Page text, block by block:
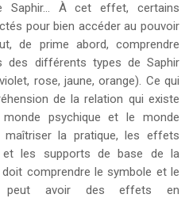
Saphir… À cet effet, certains
pour bien accéder au pouvoir
de prime abord, comprendre
des différents types de Saphir
rose, jaune, orange). Ce qui
de la relation qui existe
psychique et le monde
la pratique, les effets
et les supports de base de la
doit comprendre le symbole et le
peut avoir des effets en